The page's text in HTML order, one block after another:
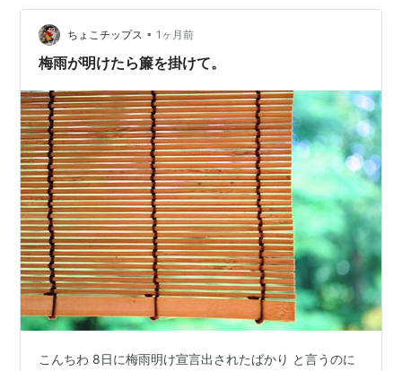
し暑い最中、なぎさんぽへ出かけたんで 御座いますよ。
で、…ちょこチップス • 1ヶ月前
梅雨が明けたら簾を掛けて。
こんちわ 8日に梅雨明け宣言出されたばかり と言うのに